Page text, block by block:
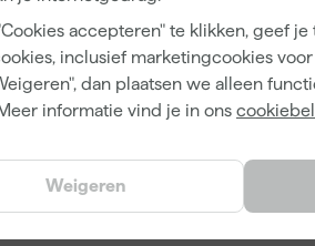
accepteren" te klikken, geef
inclusief marketingcookies
dan plaatsen we alleen
informatie vind je in ons
Weigeren
en een strak
zoals Wijzonol, Sigma, Sikkens
geniet van een gelijkmatig
van 20 cm (8 inch) en een
vervangen van een versleten tip is
controleer daarom
garant voor betrouwbaarheid en